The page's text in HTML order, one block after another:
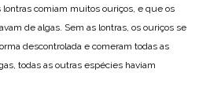
lontras comiam muitos ouriços, e que os
de algas. Sem as lontras, os ouriços se
descontrolada e comeram todas as
todas as outras espécies haviam